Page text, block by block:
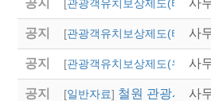
[관광객유치보상제도(타 시,
공지 [관광객유치보상제도(타 시,
사
공지 [관광객유치보상제도(우리지
사
공지 [일반자료] 철원 관광시설
사